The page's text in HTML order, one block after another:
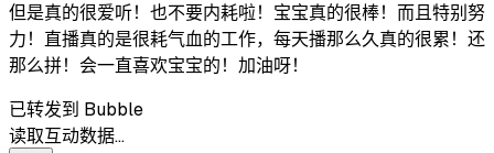
但是真的很爱听！也不要内耗啦！宝宝真的很棒！而且特别努
力！直播真的是很耗气血的工作，每天播那么久真的很累！还
那么拼！会一直喜欢宝宝的！加油呀！
已转发到 Bubble
读取互动数据…